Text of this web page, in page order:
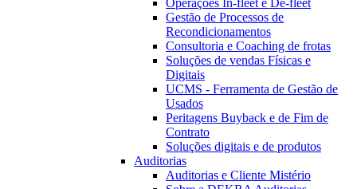
Operações In-fleet e De-fleet
Gestão de Processos de
Recondicionamentos
Consultoria e Coaching de frotas
Soluções de vendas Físicas e
Digitais
UCMS - Ferramenta de Gestão de
Usados
Peritagens Buyback e de Fim de
Contrato
Soluções digitais e de produtos
Auditorias
Auditorias e Cliente Mistério